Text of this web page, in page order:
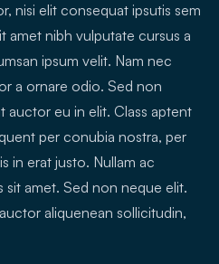
nisi elit consequat ipsutis sem
amet nibh vulputate cursus a
ipsum velit. Nam nec
a ornare odio. Sed non
auctor eu in elit. Class aptent
per conubia nostra, per
in erat justo. Nullam ac
sit amet. Sed non neque elit.
aliquenean sollicitudin,